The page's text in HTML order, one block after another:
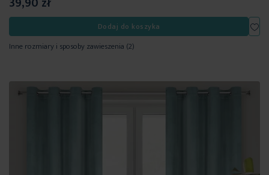
Dodaj do koszyka
Inne rozmiary i sposoby zawieszenia (2)